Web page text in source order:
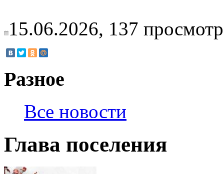
15.06.2026, 137
Разное
Все новости
Глава поселения